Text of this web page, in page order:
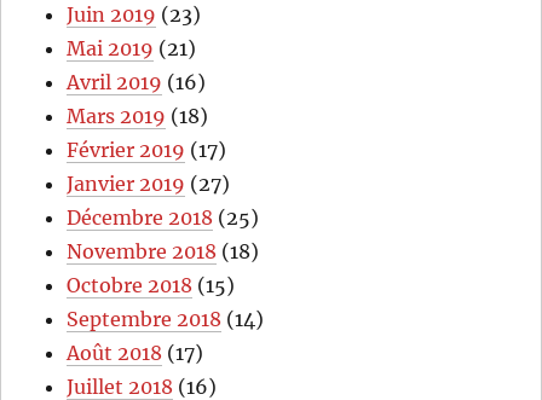
Juin 2019 (23)
Mai 2019 (21)
Avril 2019 (16)
Mars 2019 (18)
Février 2019 (17)
Janvier 2019 (27)
Décembre 2018 (25)
Novembre 2018 (18)
Octobre 2018 (15)
Septembre 2018 (14)
Août 2018 (17)
Juillet 2018 (16)